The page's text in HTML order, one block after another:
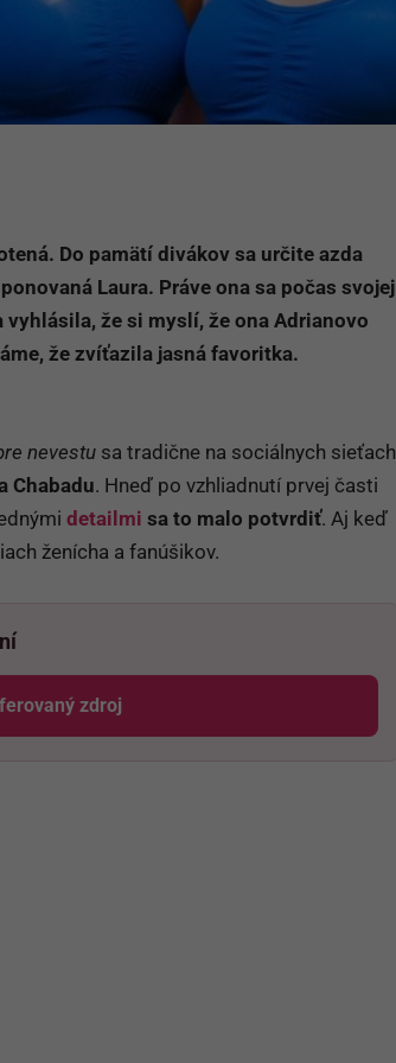
Do pamätí divákov sa určite azda
Laura. Práve ona sa počas svojej
že si myslí, že ona Adrianovo
že zvíťazila jasná favoritka.
nevestu sa tradične na sociálnych sieťach
Chabadu. Hneď po vzhliadnutí prvej časti
detailmi sa to malo potvrdiť. Aj keď
ženícha a fanúšikov.
zdroj
odkaz sa otvorí v novom okne